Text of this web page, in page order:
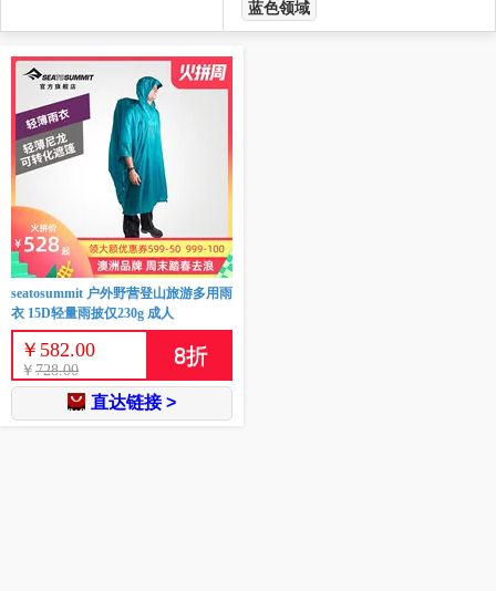
蓝色领域
seatosummit 户外野营登山旅游多用雨
衣 15D轻量雨披仅230g 成人
￥ 582.00
￥ 728.00
8折
直达链接 >